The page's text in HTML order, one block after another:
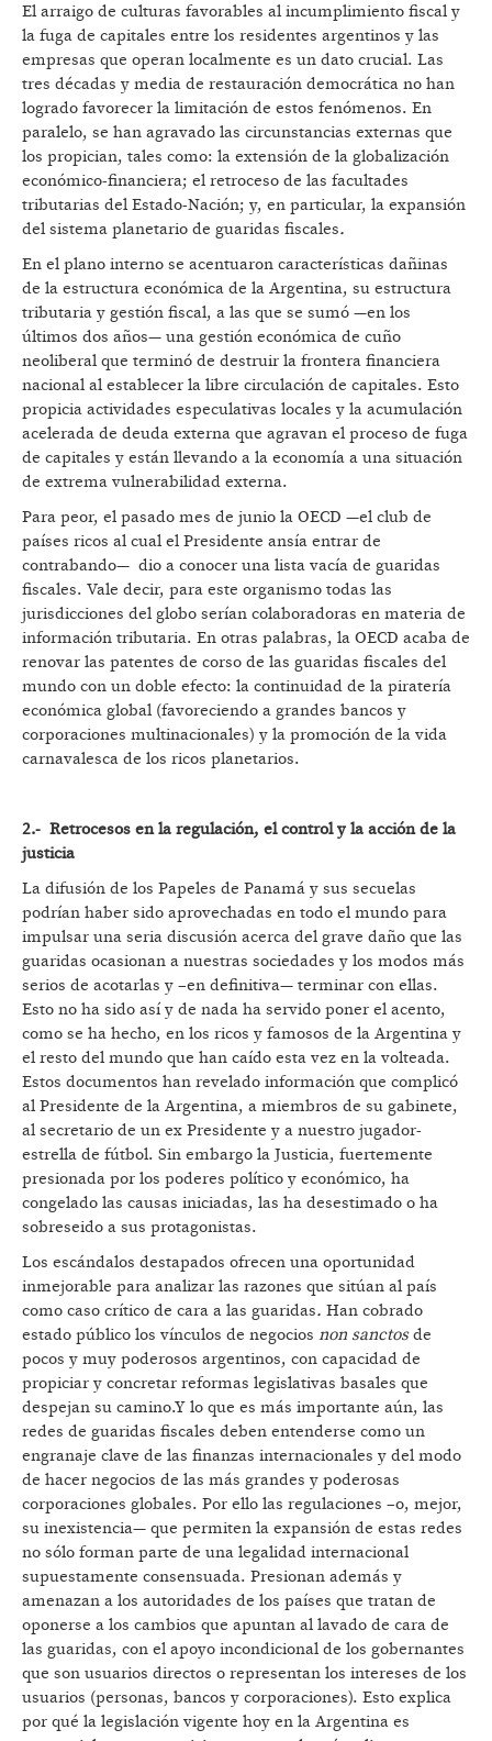
El arraigo de culturas favorables al incumplimiento fiscal y
la fuga de capitales entre los residentes argentinos y las
empresas que operan localmente es un dato crucial. Las
tres décadas y media de restauración democrática no han
logrado favorecer la limitación de estos fenómenos. En
paralelo, se han agravado las circunstancias externas que
los propician, tales como: la extensión de la globalización
económico-financiera; el retroceso de las facultades
tributarias del Estado-Nación; y, en particular, la expansión
del sistema planetario de guaridas fiscales.
En el plano interno se acentuaron características dañinas
de la estructura económica de la Argentina, su estructura
tributaria y gestión fiscal, a las que se sumó —en los
últimos dos años— una gestión económica de cuño
neoliberal que terminó de destruir la frontera financiera
nacional al establecer la libre circulación de capitales. Esto
propicia actividades especulativas locales y la acumulación
acelerada de deuda externa que agravan el proceso de fuga
de capitales y están llevando a la economía a una situación
de extrema vulnerabilidad externa.
Para peor, el pasado mes de junio la OECD —el club de
países ricos al cual el Presidente ansía entrar de
contrabando— dio a conocer una lista vacía de guaridas
fiscales. Vale decir, para este organismo todas las
jurisdicciones del globo serían colaboradoras en materia de
información tributaria. En otras palabras, la OECD acaba de
renovar las patentes de corso de las guaridas fiscales del
mundo con un doble efecto: la continuidad de la piratería
económica global (favoreciendo a grandes bancos y
corporaciones multinacionales) y la promoción de la vida
carnavalesca de los ricos planetarios.
2.- Retrocesos en la regulación, el control y la acción de la
justicia
La difusión de los Papeles de Panamá y sus secuelas
podrían haber sido aprovechadas en todo el mundo para
impulsar una seria discusión acerca del grave daño que las
guaridas ocasionan a nuestras sociedades y los modos más
serios de acotarlas y –en definitiva— terminar con ellas.
Esto no ha sido así y de nada ha servido poner el acento,
como se ha hecho, en los ricos y famosos de la Argentina y
el resto del mundo que han caído esta vez en la volteada.
Estos documentos han revelado información que complicó
al Presidente de la Argentina, a miembros de su gabinete,
al secretario de un ex Presidente y a nuestro jugador-
estrella de fútbol. Sin embargo la Justicia, fuertemente
presionada por los poderes político y económico, ha
congelado las causas iniciadas, las ha desestimado o ha
sobreseido a sus protagonistas.
Los escándalos destapados ofrecen una oportunidad
inmejorable para analizar las razones que sitúan al país
como caso crítico de cara a las guaridas. Han cobrado
estado público los vínculos de negocios non sanctosde
pocos y muy poderosos argentinos, con capacidad de
propiciar y concretar reformas legislativas basales que
despejan su camino.Y lo que es más importante aún, las
redes de guaridas fiscales deben entenderse como un
engranaje clave de las finanzas internacionales y del modo
de hacer negocios de las más grandes y poderosas
corporaciones globales. Por ello las regulaciones –o, mejor,
su inexistencia— que permiten la expansión de estas redes
no sólo forman parte de una legalidad internacional
supuestamente consensuada. Presionan además y
amenazan a los autoridades de los países que tratan de
oponerse a los cambios que apuntan al lavado de cara de
las guaridas, con el apoyo incondicional de los gobernantes
que son usuarios directos o representan los intereses de los
usuarios (personas, bancos y corporaciones). Esto explica
por qué la legislación vigente hoy en la Argentina es